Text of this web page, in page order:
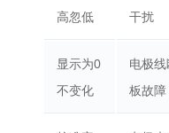
高忽低
干扰
显示为0
不变化
电极
板故障